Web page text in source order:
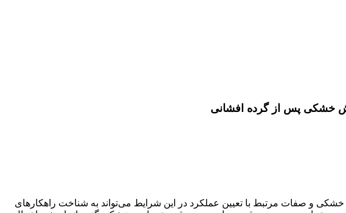
خشکی پس از گرده افشانی
و صفات مرتبط با تعیین عملکرد در این شرایط می‌تواند به شناخت راهکارهای